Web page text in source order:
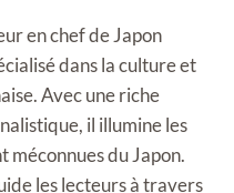
en chef de Japon
dans la culture et
Avec une riche
il illumine les
méconnues du Japon.
les lecteurs à travers